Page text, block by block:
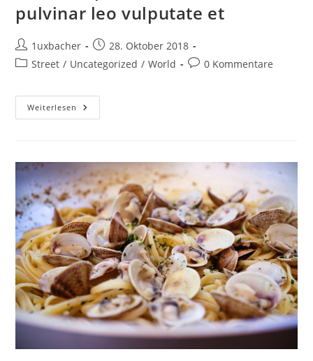
pulvinar leo vulputate et
1uxbacher
28. Oktober 2018
Street / Uncategorized / World 0 Kommentare
Weiterlesen